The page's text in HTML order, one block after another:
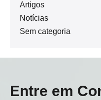
Artigos
Notícias
Sem categoria
Entre em